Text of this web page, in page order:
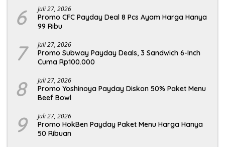
6 Juli 27, 2026
Promo CFC Payday Deal 8 Pcs Ayam Harga Hanya
99 Ribu
7 Juli 27, 2026
Promo Subway Payday Deals, 3 Sandwich 6-Inch
Cuma Rp100.000
8 Juli 27, 2026
Promo Yoshinoya Payday Diskon 50% Paket Menu
Beef Bowl
9 Juli 27, 2026
Promo HokBen Payday Paket Menu Harga Hanya
50 Ribuan